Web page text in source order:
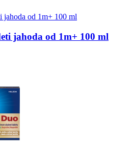
jahoda od 1m+ 100 ml